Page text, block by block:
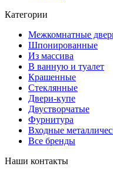
Категории
Межкомнатные
Шпонированные
Из массива
В ванную и туалет
Крашенные
Стеклянные
Двери-купе
Двустворчатые
Фурнитура
Входные
Все бренды
Наши контакты